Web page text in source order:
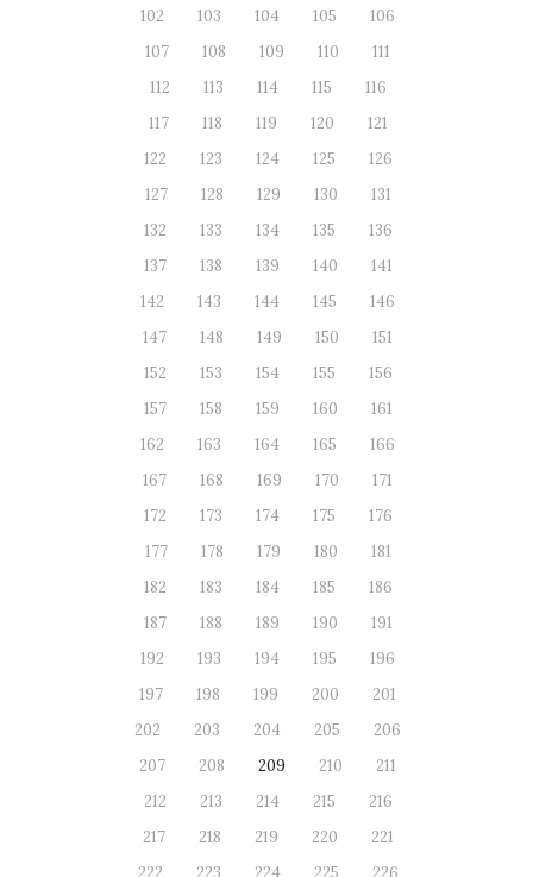
102
103 104 105
106
107
108 109 110
111
112
113 114 115
116
117
118 119 120
121
122
123 124 125
126
127
128 129 130
131
132
133 134 135
136
137
138 139 140
141
142
143 144 145
146
147
148 149 150
151
152
153 154 155
156
157
158 159 160
161
162
163 164 165
166
167
168 169 170
171
172
173 174 175
176
177
178 179 180
181
182
183 184 185
186
187
188 189 190
191
192
193 194 195
196
197
198 199 200
201
202
203 204 205
206
207
208 209 210
211
212
213 214 215
216
217
218 219 220
221